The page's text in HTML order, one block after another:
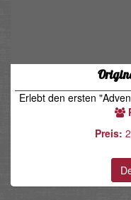
Erlebt den ersten
Preis: